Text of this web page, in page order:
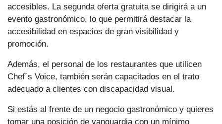
accesibles. La segunda oferta gratuita se dirigirá a un
evento gastronómico, lo que permitirá destacar la
accesibilidad en espacios de gran visibilidad y
promoción.
Además, el personal de los restaurantes que utilicen
Chef´s Voice, también serán capacitados en el trato
adecuado a clientes con discapacidad visual.
Si estás al frente de un negocio gastronómico y quieres
tomar una posición de vanguardia con un mínimo